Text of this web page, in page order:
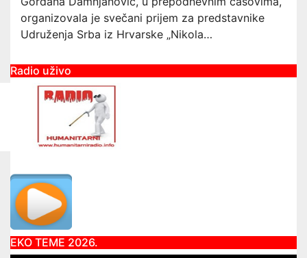
organizovala je svečani prijem za predstavnike
Udruženja Srba iz Hrvarske „Nikola…
Radio uživo
EKO TEME 2026.